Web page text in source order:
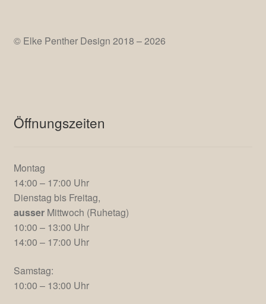
© Elke Penther Design 2018 – 2026
Öffnungszeiten
Montag
14:00 – 17:00 Uhr
Dienstag bis Freitag,
ausserMittwoch (Ruhetag)
10:00 – 13:00 Uhr
14:00 – 17:00 Uhr
Samstag:
10:00 – 13:00 Uhr